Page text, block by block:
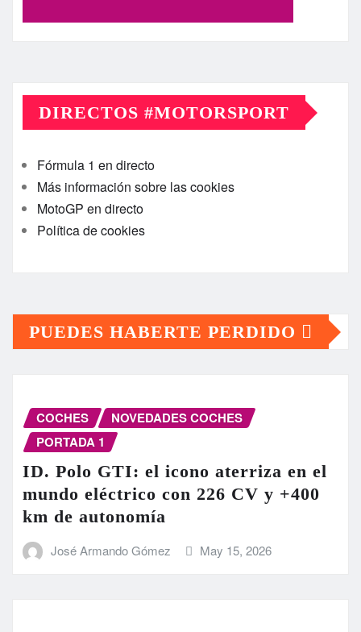
DIRECTOS #MOTORSPORT
Fórmula 1 en directo
Más información sobre las cookies
MotoGP en directo
Política de cookies
PUEDES HABERTE PERDIDO
COCHES
NOVEDADES COCHES
PORTADA 1
ID. Polo GTI: el icono aterriza en el
mundo eléctrico con 226 CV y +400
km de autonomía
José Armando Gómez May 15, 2026